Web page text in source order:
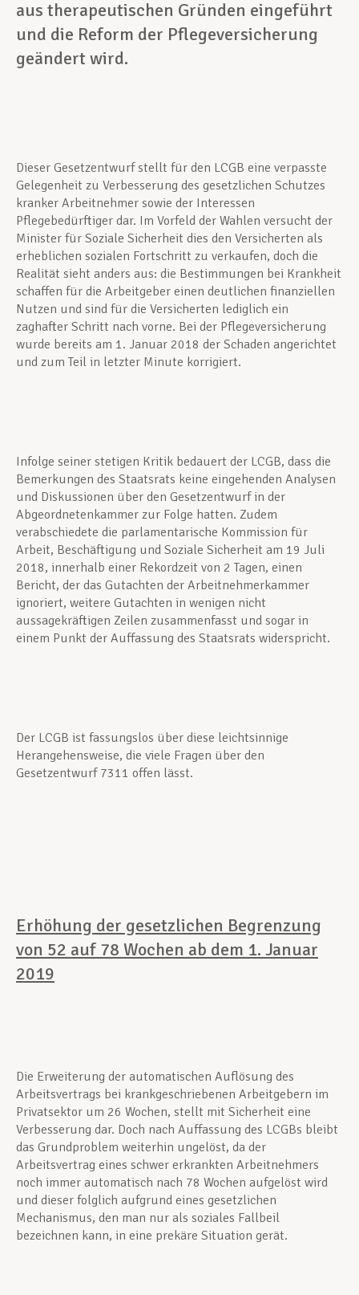
aus therapeutischen Gründen eingeführt
und die Reform der Pflegeversicherung
geändert wird.
Dieser Gesetzentwurf stellt für den LCGB eine verpasste
Gelegenheit zu Verbesserung des gesetzlichen Schutzes
kranker Arbeitnehmer sowie der Interessen
Pflegebedürftiger dar. Im Vorfeld der Wahlen versucht der
Minister für Soziale Sicherheit dies den Versicherten als
erheblichen sozialen Fortschritt zu verkaufen, doch die
Realität sieht anders aus: die Bestimmungen bei Krankheit
schaffen für die Arbeitgeber einen deutlichen finanziellen
Nutzen und sind für die Versicherten lediglich ein
zaghafter Schritt nach vorne. Bei der Pflegeversicherung
wurde bereits am 1. Januar 2018 der Schaden angerichtet
und zum Teil in letzter Minute korrigiert.
Infolge seiner stetigen Kritik bedauert der LCGB, dass die
Bemerkungen des Staatsrats keine eingehenden Analysen
und Diskussionen über den Gesetzentwurf in der
Abgeordnetenkammer zur Folge hatten. Zudem
verabschiedete die parlamentarische Kommission für
Arbeit, Beschäftigung und Soziale Sicherheit am 19 Juli
2018, innerhalb einer Rekordzeit von 2 Tagen, einen
Bericht, der das Gutachten der Arbeitnehmerkammer
ignoriert, weitere Gutachten in wenigen nicht
aussagekräftigen Zeilen zusammenfasst und sogar in
einem Punkt der Auffassung des Staatsrats widerspricht.
Der LCGB ist fassungslos über diese leichtsinnige
Herangehensweise, die viele Fragen über den
Gesetzentwurf 7311 offen lässt.
Erhöhung der gesetzlichen Begrenzung
von 52 auf 78 Wochen ab dem 1. Januar
2019
Die Erweiterung der automatischen Auflösung des
Arbeitsvertrags bei krankgeschriebenen Arbeitgebern im
Privatsektor um 26 Wochen, stellt mit Sicherheit eine
Verbesserung dar. Doch nach Auffassung des LCGBs bleibt
das Grundproblem weiterhin ungelöst, da der
Arbeitsvertrag eines schwer erkrankten Arbeitnehmers
noch immer automatisch nach 78 Wochen aufgelöst wird
und dieser folglich aufgrund eines gesetzlichen
Mechanismus, den man nur als soziales Fallbeil
bezeichnen kann, in eine prekäre Situation gerät.